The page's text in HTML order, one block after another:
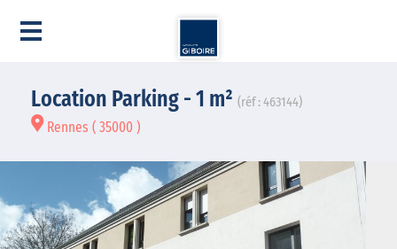
Location Parking - 1 m² (réf : 463144)
Rennes ( 35000 )